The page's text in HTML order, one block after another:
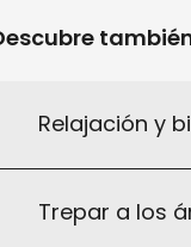
Relajación y
Trepar a los
de